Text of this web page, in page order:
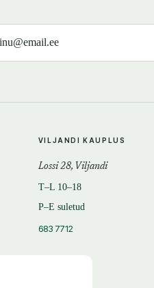
VILJANDI KAUPLUS
Lossi 28, Viljandi
T–L 10–18
P–E suletud
683 7712